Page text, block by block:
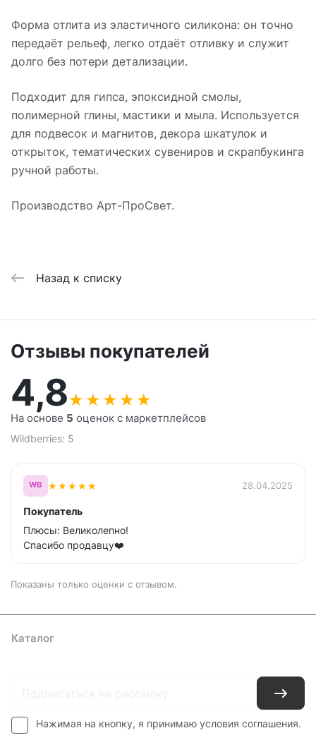
Форма отлита из эластичного силикона: он точно
передаёт рельеф, легко отдаёт отливку и служит
долго без потери детализации.
Подходит для гипса, эпоксидной смолы,
полимерной глины, мастики и мыла. Используется
для подвесок и магнитов, декора шкатулок и
открыток, тематических сувениров и скрапбукинга
ручной работы.
Производство Арт-ПроСвет.
Назад к списку
Отзывы покупателей
4,8★ ★ ★ ★ ★
На основе 5 оценок с маркетплейсов
Wildberries: 5
WB ★★★★★ 28.04.2025
Покупатель
Плюсы: Великолепно!
Спасибо продавцу❤️
Показаны только оценки с отзывом.
Каталог
Нажимая на кнопку, я принимаю условия соглашения.